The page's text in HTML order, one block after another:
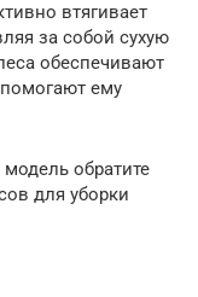
втягивает
за собой сухую
обеспечивают
ему
обратите
для уборки